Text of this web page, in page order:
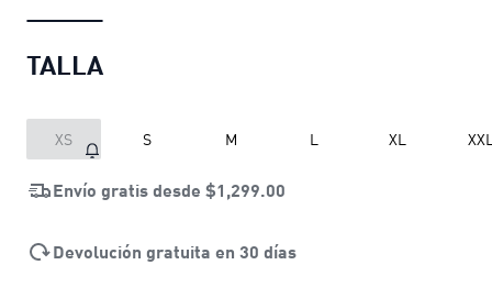
TALLA
XS S M L XL
Envío gratis desde $1,299.00
Devolución gratuita en 30 días